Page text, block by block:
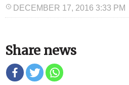
DECEMBER 17, 2016 3:33 PM
Share news